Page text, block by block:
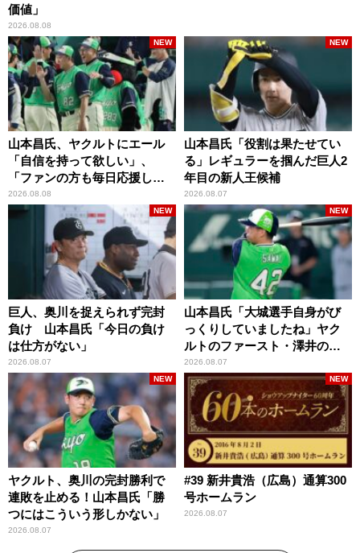
価値」
2026.08.08
山本昌氏、ヤクルトにエール
「自信を持って欲しい」、
「ファンの方も毎日応援して
くれています」
2026.08.08
NEW
山本昌氏「役割は果たせてい
る」レギュラーを掴んだ巨人2
年目の新人王候補
2026.08.07
NEW
巨人、奥川を捉えられず完封
負け 山本昌氏「今日の負け
は仕方がない」
2026.08.07
NEW
山本昌氏「大城選手自身がび
っくりしていましたね」ヤク
ルトのファースト・澤井の判
断を評価
2026.08.07
NEW
ヤクルト、奥川の完封勝利で
連敗を止める！山本昌氏「勝
つにはこういう形しかない」
2026.08.07
NEW
#39 新井貴浩（広島）通算300
号ホームラン
2026.08.07
NEW